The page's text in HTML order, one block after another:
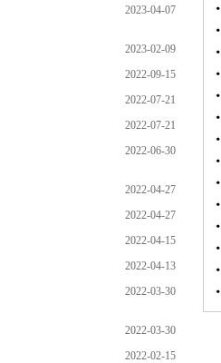
2023-04-07
2023-02-09
2022-09-15
2022-07-21
2022-07-21
2022-06-30
2022-04-27
2022-04-27
2022-04-15
2022-04-13
2022-03-30
2022-03-30
2022-02-15